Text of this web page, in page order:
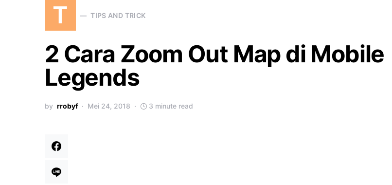
T TIPS AND TRICK
2 Cara Zoom Out Map di Mobile
Legends
by rrobyf Mei 24, 2018 3 minute read